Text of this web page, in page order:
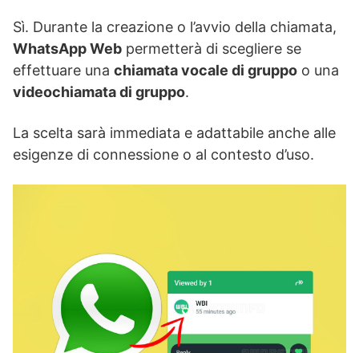
Sì. Durante la creazione o l’avvio della chiamata,
WhatsApp Web permetterà di scegliere se
effettuare una chiamata vocale di gruppo o una
videochiamata di gruppo.
La scelta sarà immediata e adattabile anche alle
esigenze di connessione o al contesto d’uso.